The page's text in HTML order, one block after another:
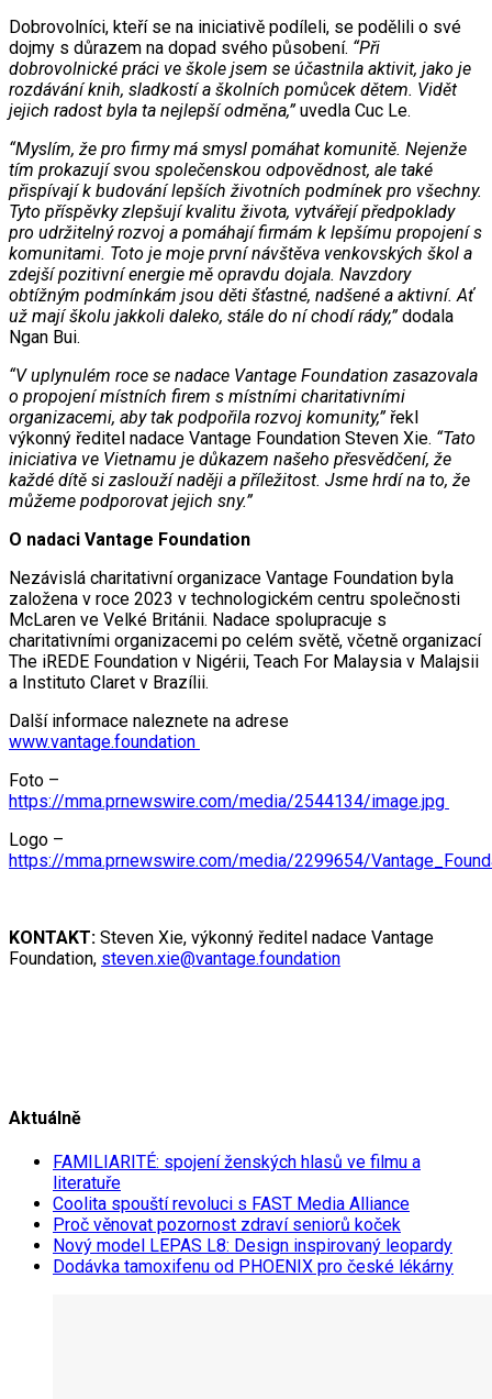
Dobrovolníci, kteří se na iniciativě podíleli, se podělili o své
dojmy s důrazem na dopad svého působení. “Při
dobrovolnické práci ve škole jsem se účastnila aktivit, jako je
rozdávání knih, sladkostí a školních pomůcek dětem. Vidět
jejich radost byla ta nejlepší odměna,”uvedla Cuc Le.
“Myslím, že pro firmy má smysl pomáhat komunitě. Nejenže
tím prokazují svou společenskou odpovědnost, ale také
přispívají k budování lepších životních podmínek pro všechny.
Tyto příspěvky zlepšují kvalitu života, vytvářejí předpoklady
pro udržitelný rozvoj a pomáhají firmám k lepšímu propojení s
komunitami. Toto je moje první návštěva venkovských škol a
zdejší pozitivní energie mě opravdu dojala. Navzdory
obtížným podmínkám jsou děti šťastné, nadšené a aktivní. Ať
už mají školu jakkoli daleko, stále do ní chodí rády,”dodala
Ngan Bui.
“V uplynulém roce se nadace Vantage Foundation zasazovala
o propojení místních firem s místními charitativními
organizacemi, aby tak podpořila rozvoj komunity,”řekl
výkonný ředitel nadace Vantage Foundation Steven Xie. “Tato
iniciativa ve Vietnamu je důkazem našeho přesvědčení, že
každé dítě si zaslouží naději a příležitost. Jsme hrdí na to, že
můžeme podporovat jejich sny.”
O nadaci Vantage Foundation
Nezávislá charitativní organizace Vantage Foundation byla
založena v roce 2023 v technologickém centru společnosti
McLaren ve Velké Británii. Nadace spolupracuje s
charitativními organizacemi po celém světě, včetně organizací
The iREDE Foundation v Nigérii, Teach For Malaysia v Malajsii
a Instituto Claret v Brazílii.
Další informace naleznete na adrese
www.vantage.foundation
Foto –
https://mma.prnewswire.com/media/2544134/image.jpg
Logo –
https://mma.prnewswire.com/media/2299654/
KONTAKT: Steven Xie, výkonný ředitel nadace Vantage
Foundation, steven.xie@vantage.foundation
Aktuálně
FAMILIARITÉ: spojení ženských hlasů ve filmu a
literatuře
Coolita spouští revoluci s FAST Media Alliance
Proč věnovat pozornost zdraví seniorů koček
Nový model LEPAS L8: Design inspirovaný leopardy
Dodávka tamoxifenu od PHOENIX pro české lékárny